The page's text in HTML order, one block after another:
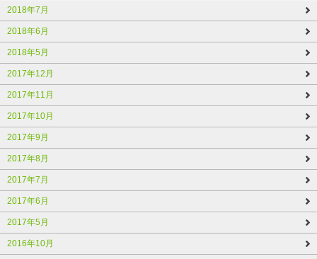
2018年7月
2018年6月
2018年5月
2017年12月
2017年11月
2017年10月
2017年9月
2017年8月
2017年7月
2017年6月
2017年5月
2016年10月